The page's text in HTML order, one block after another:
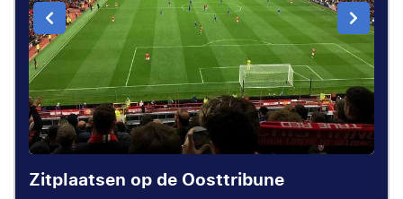
Zitplaatsen op de Oosttribune